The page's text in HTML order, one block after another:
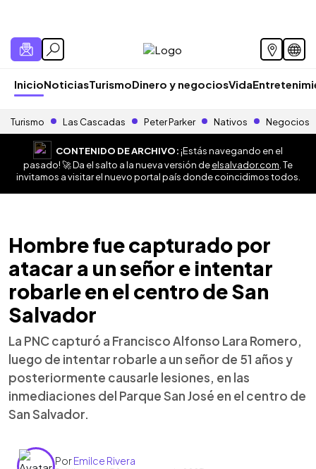
InicioNoticiasTurismoDinero y negociosVida
Turismo Las Cascadas Peter Parker Nativos Negocios
CONTENIDO DE ARCHIVO:¡Estás navegando en el
pasado! 🚀 Da el salto a la nueva versión deelsalvador.com . Te
invitamos a visitar el nuevo portal país donde coincidimos todos.
Hombre fue capturado por
atacar a un señor e intentar
robarle en el centro de San
Salvador
La PNC capturó a Francisco Alfonso Lara Romero,
luego de intentar robarle a un señor de 51 años y
posteriormente causarle lesiones, en las
inmediaciones del Parque San José en el centro de
San Salvador.
PorEmilce Rivera